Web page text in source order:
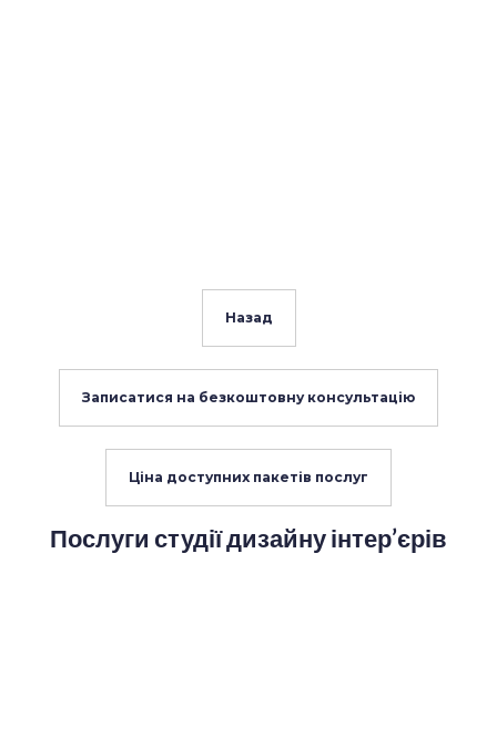
Назад
Записатися на безкоштовну консультацію
Ціна доступних пакетів послуг
Послуги студії дизайну інтер’єрів